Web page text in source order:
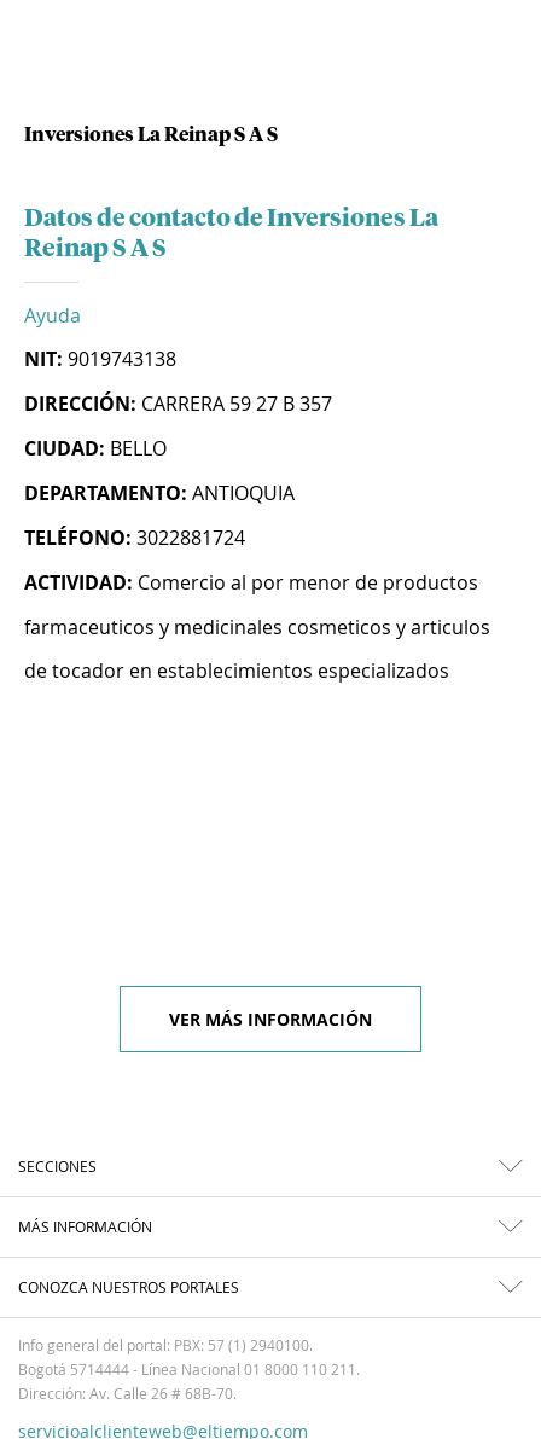
Inversiones La Reinap S A S
Datos de contacto de Inversiones La
Reinap S A S
Ayuda
NIT: 9019743138
DIRECCIÓN: CARRERA 59 27 B 357
CIUDAD: BELLO
DEPARTAMENTO: ANTIOQUIA
TELÉFONO: 3022881724
ACTIVIDAD: Comercio al por menor de productos
farmaceuticos y medicinales cosmeticos y articulos
de tocador en establecimientos especializados
VER MÁS INFORMACIÓN
SECCIONES
MÁS INFORMACIÓN
CONOZCA NUESTROS PORTALES
Info general del portal: PBX: 57 (1) 2940100.
Bogotá 5714444 - Línea Nacional 01 8000 110 211.
Dirección: Av. Calle 26 # 68B-70.
servicioalclienteweb@eltiempo.com